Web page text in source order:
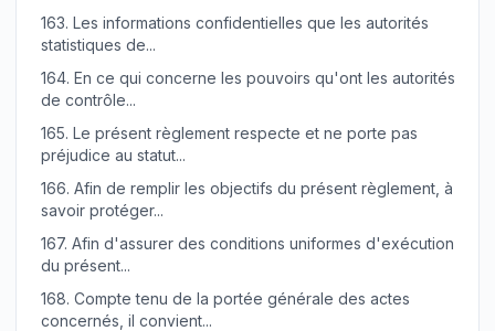
163. Les informations confidentielles que les autorités
statistiques de...
164. En ce qui concerne les pouvoirs qu'ont les autorités
de contrôle...
165. Le présent règlement respecte et ne porte pas
préjudice au statut...
166. Afin de remplir les objectifs du présent règlement, à
savoir protéger...
167. Afin d'assurer des conditions uniformes d'exécution
du présent...
168. Compte tenu de la portée générale des actes
concernés, il convient...